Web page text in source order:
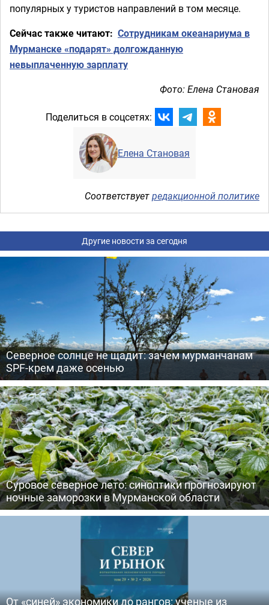
популярных у туристов направлений в том месяце.
Сейчас также читают: Сотрудникам океанариума в
Мурманске «подарят» долгожданную
невыплаченную зарплату
Фото: Елена Становая
Поделиться в соцсетях:
Елена Становая
Соответствуетредакционной политике
Другие новости за сегодня
Северное солнце не щадит: зачем мурманчанам
SPF-крем даже осенью
Суровое северное лето: синоптики прогнозируют
ночные заморозки в Мурманской области
От «синей» экономики до рангов: ученые из